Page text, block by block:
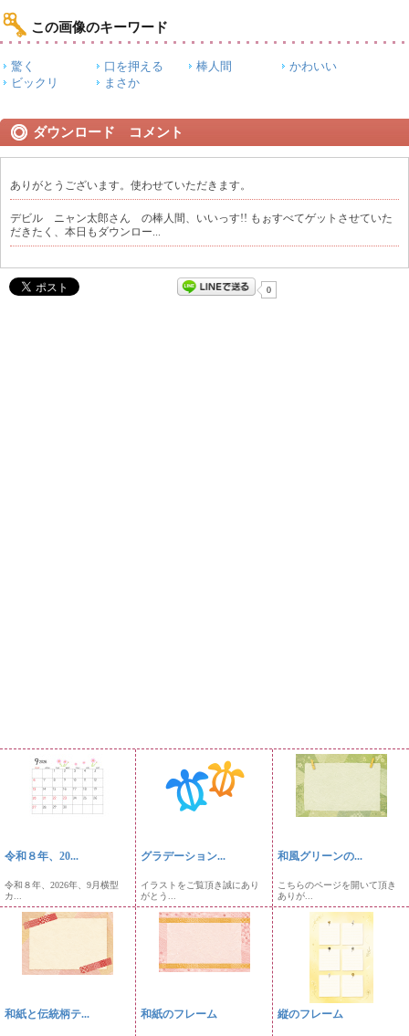
この画像のキーワード
驚く 口を押える 棒人間
かわいい
ビックリ
まさか
ダウンロード コメント
ありがとうございます。使わせていただきます。
デビル ニャン太郎さん の棒人間、いいっす!! もぉすべてゲットさせていた
だきたく、本日もダウンロー...
0
令和８年、20...
令和８年、2026年、9月横型
カ...
グラデーション...
イラストをご覧頂き誠にあり
がとう...
和風グリーンの...
こちらのページを開いて頂き
ありが...
和紙と伝統柄テ... 和紙のフレーム 縦のフレーム